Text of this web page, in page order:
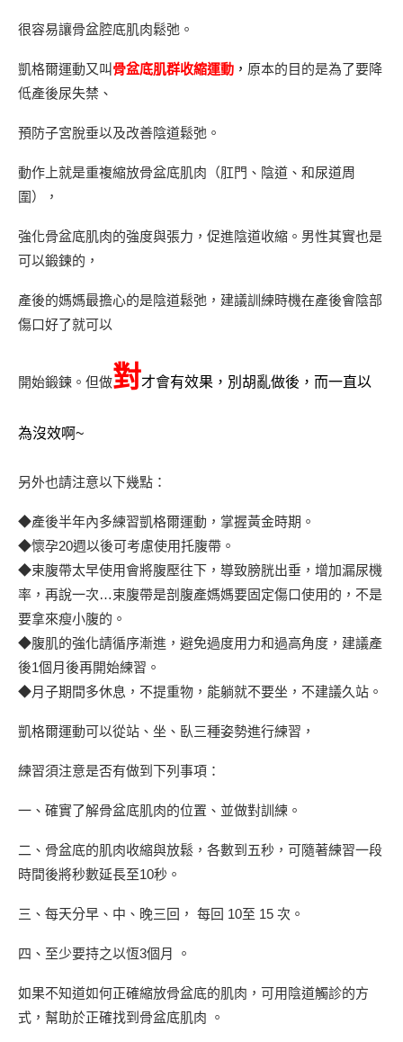
很容易讓骨盆腔底肌肉鬆弛。
凱格爾運動又叫骨盆底肌群收縮運動 ， 原本的目的是為了要降
低產後尿失禁、
預防子宮脫垂以及改善陰道鬆弛。
動作上就是重複縮放骨盆底肌肉（肛門、陰道、和尿道周
圍），
強化骨盆底肌肉的強度與張力，促進陰道收縮。男性其實也是
可以鍛鍊的，
產後的媽媽最擔心的是陰道鬆弛，建議訓練時機在產後會陰部
傷口好了就可以
開始鍛鍊。但做對才會有效果，別胡亂做後，而一直以
為沒效啊~
另外也請注意以下幾點：
◆產後半年內多練習凱格爾運動，掌握黃金時期。
◆懷孕20週以後可考慮使用托腹帶。
◆束腹帶太早使用會將腹壓往下，導致膀胱出垂，增加漏尿機
率，再說一次…束腹帶是剖腹產媽媽要固定傷口使用的，不是
要拿來瘦小腹的。
◆腹肌的強化請循序漸進，避免過度用力和過高角度，建議產
後1個月後再開始練習。
◆月子期間多休息，不提重物，能躺就不要坐，不建議久站。
凱格爾運動可以從站、坐、臥三種姿勢進行練習，
練習須注意是否有做到下列事項：
一、確實了解骨盆底肌肉的位置、並做對訓練。
二、骨盆底的肌肉收縮與放鬆，各數到五秒，可隨著練習一段
時間後將秒數延長至10秒。
三、每天分早、中、晚三回， 每回 10至 15 次。
四、至少要持之以恆3個月 。
如果不知道如何正確縮放骨盆底的肌肉，可用陰道觸診的方
式，幫助於正確找到骨盆底肌肉 。